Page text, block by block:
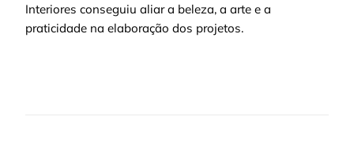
Interiores conseguiu aliar a beleza, a arte e a
praticidade na elaboração dos projetos.